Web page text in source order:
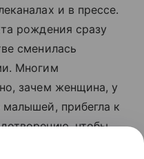
и в прессе.
рождения сразу
сменилась
Многим
зачем женщина, у
прибегла к
чтобы